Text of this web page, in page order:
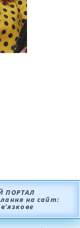
ПОРТАЛ
на сайт: